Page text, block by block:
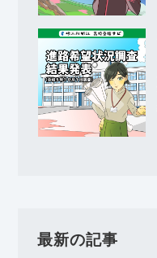
最新の記事